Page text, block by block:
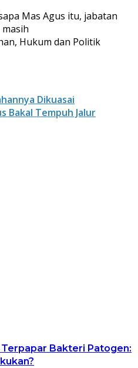
Mas Agus itu, jabatan
Hukum dan Politik
Dikuasai
Bakal Tempuh Jalur
Bakteri Patogen: